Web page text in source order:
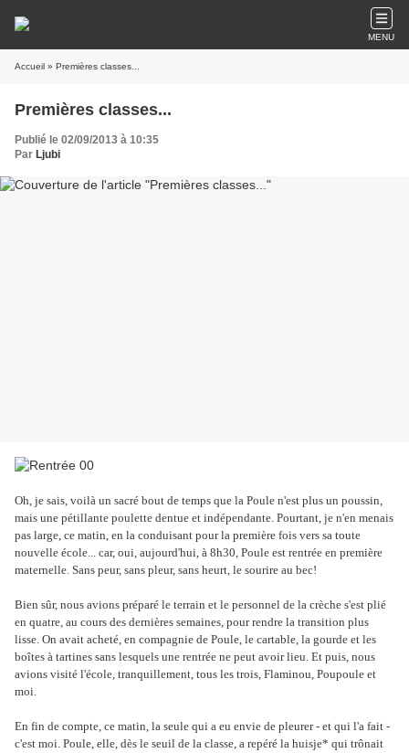
MENU
Accueil » Premières classes...
Premières classes...
Publié le 02/09/2013 à 10:35
Par Ljubi
Oh, je sais, voilà un sacré bout de temps que la Poule n'est plus un poussin,
mais une pétillante poulette dentue et indépendante. Pourtant, je n'en menais
pas large, ce matin, en la conduisant pour la première fois vers sa toute
nouvelle école... car, oui, aujourd'hui, à 8h30, Poule est rentrée en première
maternelle. Sans peur, sans pleur, sans heurt, le sourire au bec!
Bien sûr, nous avions préparé le terrain et le personnel de la crèche s'est plié
en quatre, au cours des dernières semaines, pour rendre la transition plus
lisse. On avait acheté, en compagnie de Poule, le cartable, la gourde et les
boîtes à tartines sans lesquels une rentrée ne peut avoir lieu. Et puis, nous
avions visité l'école, tranquillement, tous les trois, Flaminou, Poupoule et
moi.
En fin de compte, ce matin, la seule qui a eu envie de pleurer - et qui l'a fait -
c'est moi. Poule, elle, dès le seuil de la classe, a repéré la huisje* qui trônait